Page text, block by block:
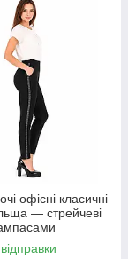
офісні класичні
— стрейчеві